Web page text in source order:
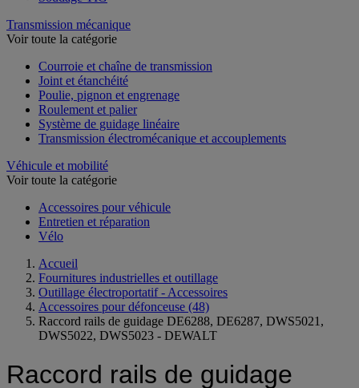
Transmission mécanique
Voir toute la catégorie
Courroie et chaîne de transmission
Joint et étanchéité
Poulie, pignon et engrenage
Roulement et palier
Système de guidage linéaire
Transmission électromécanique et accouplements
Véhicule et mobilité
Voir toute la catégorie
Accessoires pour véhicule
Entretien et réparation
Vélo
Accueil
Fournitures industrielles et outillage
Outillage électroportatif - Accessoires
Accessoires pour défonceuse (48)
Raccord rails de guidage DE6288, DE6287, DWS5021,
DWS5022, DWS5023 - DEWALT
Raccord rails de guidage